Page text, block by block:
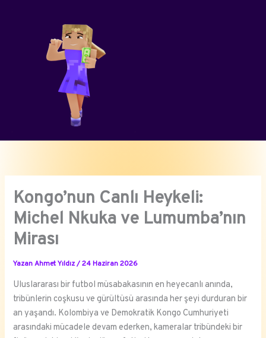
Kongo’nun Canlı Heykeli:
Michel Nkuka ve Lumumba’nın
Mirası
Yazan Ahmet Yıldız/24 Haziran 2026
Uluslararası bir futbol müsabakasının en heyecanlı anında,
tribünlerin coşkusu ve gürültüsü arasında her şeyi durduran bir
an yaşandı. Kolombiya ve Demokratik Kongo Cumhuriyeti
arasındaki mücadele devam ederken, kameralar tribündeki bir